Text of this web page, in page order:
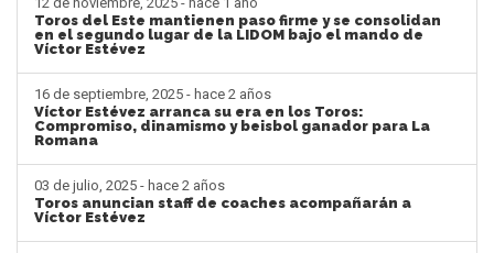
Toros del Este mantienen paso firme y se consolidan
en el segundo lugar de la LIDOM bajo el mando de
Víctor Estévez
16 de septiembre, 2025 - hace 2 años
Víctor Estévez arranca su era en los Toros:
Compromiso, dinamismo y beisbol ganador para La
Romana
03 de julio, 2025 - hace 2 años
Toros anuncian staff de coaches acompañarán a
Víctor Estévez